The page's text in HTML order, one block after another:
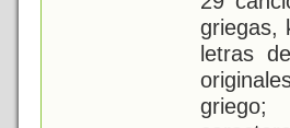
griegas,
letras